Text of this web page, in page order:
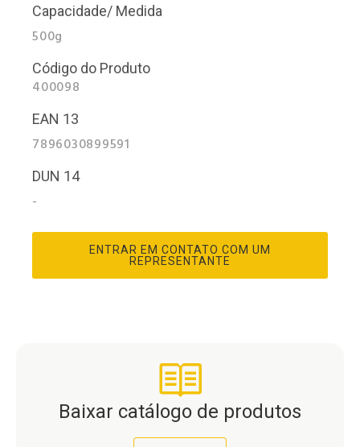
Capacidade/ Medida
500g
Código do Produto
400098
EAN 13
7896030899591
DUN 14
-
ENTRAR EM CONTATO COM UM
REPRESENTANTE
Baixar catálogo de produtos